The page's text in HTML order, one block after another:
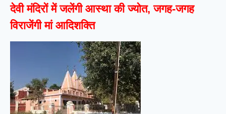
देवी मंदिरों में जलेंगी आस्था की ज्योत, जगह-जगह
विराजेंगी मां आदिशक्ति